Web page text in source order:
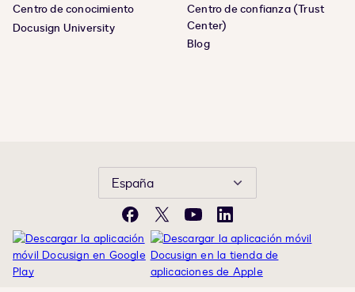
Centro de conocimiento
Docusign University
Centro de confianza (Trust
Center)
Blog
España
Facebook
X YouTubeLinkedIn